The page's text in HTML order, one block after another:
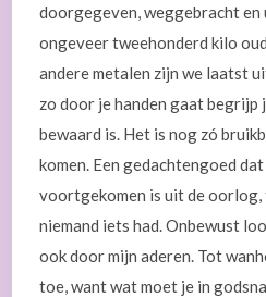
doorgegeven, weggebracht en
ongeveer tweehonderd kilo
andere metalen zijn we laatst
zo door je handen gaat begrijp
bewaard is. Het is nog zó
komen. Een gedachtengoed
voortgekomen is uit de oorlog,
niemand iets had. Onbewust
ook door mijn aderen. Tot
toe, want wat moet je in